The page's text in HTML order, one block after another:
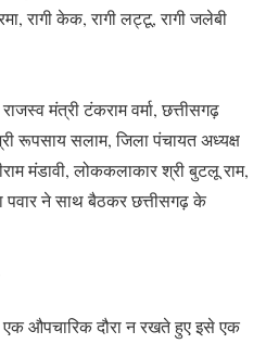
रागी केक, रागी लट्टू, रागी जलेबी
मंत्री टंकराम वर्मा, छत्तीसगढ़
रूपसाय सलाम, जिला पंचायत अध्यक्ष
मंडावी, लोककलाकार श्री बुटलू राम,
पवार ने साथ बैठकर छत्तीसगढ़ के
औपचारिक दौरा न रखते हुए इसे एक